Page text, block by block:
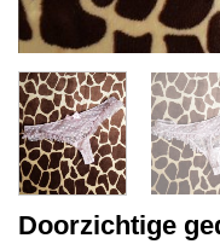
Doorzichtige